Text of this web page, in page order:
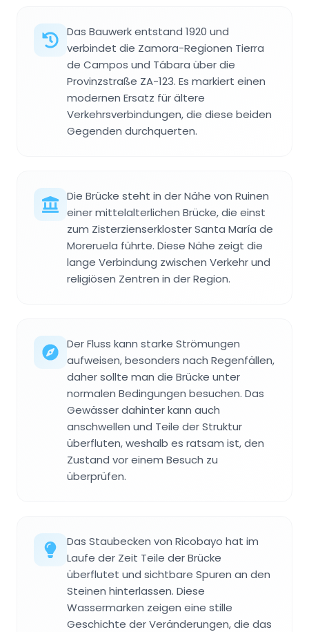
Das Bauwerk entstand 1920 und
verbindet die Zamora-Regionen Tierra
de Campos und Tábara über die
Provinzstraße ZA-123. Es markiert einen
modernen Ersatz für ältere
Verkehrsverbindungen, die diese beiden
Gegenden durchquerten.
Die Brücke steht in der Nähe von Ruinen
einer mittelalterlichen Brücke, die einst
zum Zisterzienserkloster Santa María de
Moreruela führte. Diese Nähe zeigt die
lange Verbindung zwischen Verkehr und
religiösen Zentren in der Region.
Der Fluss kann starke Strömungen
aufweisen, besonders nach Regenfällen,
daher sollte man die Brücke unter
normalen Bedingungen besuchen. Das
Gewässer dahinter kann auch
anschwellen und Teile der Struktur
überfluten, weshalb es ratsam ist, den
Zustand vor einem Besuch zu
überprüfen.
Das Staubecken von Ricobayo hat im
Laufe der Zeit Teile der Brücke
überflutet und sichtbare Spuren an den
Steinen hinterlassen. Diese
Wassermarken zeigen eine stille
Geschichte der Veränderungen, die das